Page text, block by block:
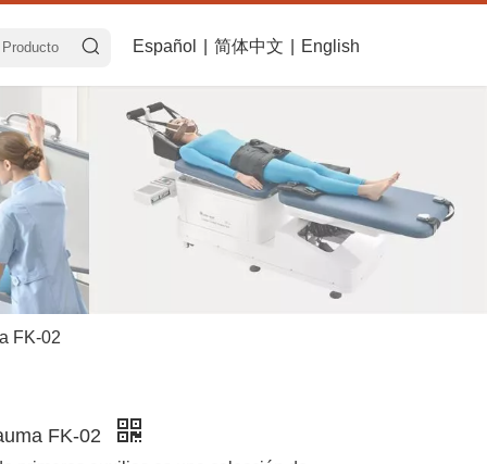
Español 简体中文 English
FK-02
FK-02